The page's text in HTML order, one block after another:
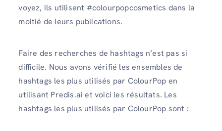
voyez, ils utilisent #colourpopcosmetics dans la
moitié de leurs publications.
Faire des recherches de hashtags n’est pas si
difficile. Nous avons vérifié les ensembles de
hashtags les plus utilisés par ColourPop en
utilisant Predis.ai et voici les résultats. Les
hashtags les plus utilisés par ColourPop sont :